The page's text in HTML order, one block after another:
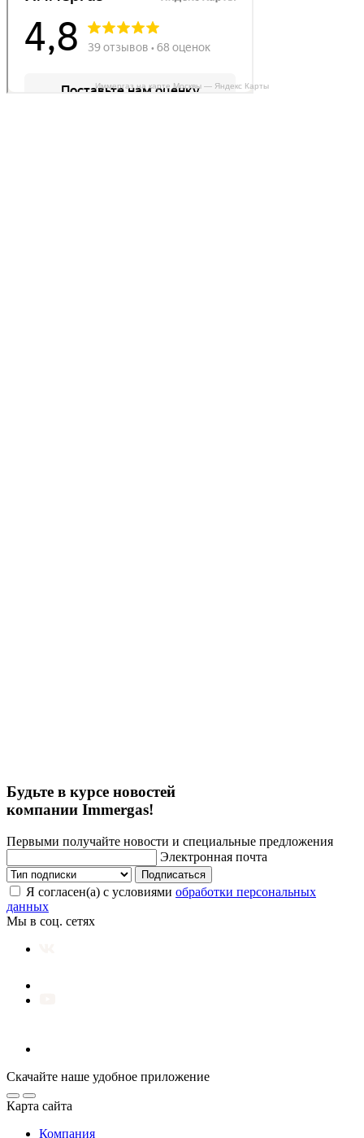
Иммергаз на карте Москвы — Яндекс Карты
Будьте в курсе новостей
компании Immergas!
Первыми получайте новости и специальные предложения
Электронная почта
Подписаться
Я согласен(а) с условиями обработки персональных
данных
Мы в соц. сетях
Скачайте наше удобное приложение
Карта сайта
Компания